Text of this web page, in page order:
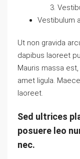
Vestibulum
Ut non gravida
dapibus laoreet
Mauris massa
amet ligula.
laoreet.
Sed ultrices
posuere leo
nec.